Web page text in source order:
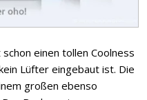
einen tollen Coolness
Lüfter eingebaut ist. Die
großen ebenso